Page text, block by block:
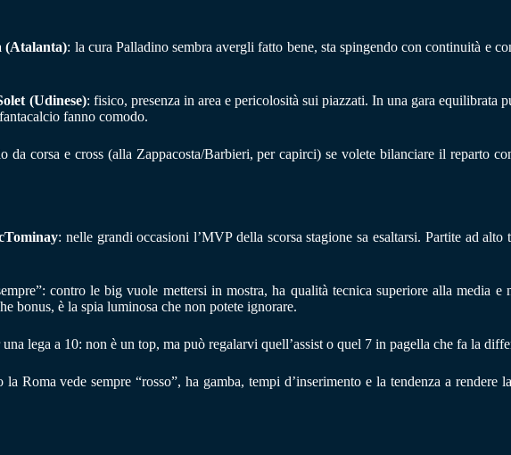
(Atalanta): la cura Palladino sembra avergli fatto bene, sta spingendo con continuità e
(Udinese): fisico, presenza in area e pericolosità sui piazzati. In una gara
fanno comodo.
da corsa e cross (alla Zappacosta/Barbieri, per capirci) se volete bilanciare il reparto
: nelle grandi occasioni l’MVP della scorsa stagione sa esaltarsi. Partite ad
contro le big vuole mettersi in mostra, ha qualità tecnica superiore alla
bonus, è la spia luminosa che non potete ignorare.
lega a 10: non è un top, ma può regalarvi quell’assist o quel 7 in pagella che fa la
la Roma vede sempre “rosso”, ha gamba, tempi d’inserimento e la tendenza a